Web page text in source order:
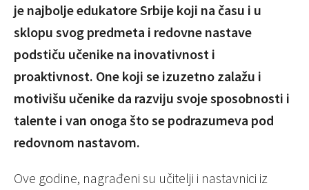
je najbolje edukatore Srbije koji na času i u
sklopu svog predmeta i redovne nastave
podstiču učenike na inovativnost i
proaktivnost. One koji se izuzetno zalažu i
motivišu učenike da razviju svoje sposobnosti i
talente i van onoga što se podrazumeva pod
redovnom nastavom.
Ove godine, nagrađeni su učitelji i nastavnici iz